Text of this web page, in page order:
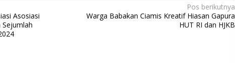
Asosiasi
Sejumlah
Pos berikutnya
Warga Babakan Ciamis Kreatif Hiasan Gapura
HUT RI dan HJKB